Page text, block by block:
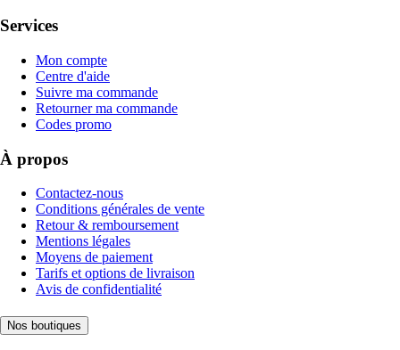
Services
Mon compte
Centre d'aide
Suivre ma commande
Retourner ma commande
Codes promo
À propos
Contactez-nous
Conditions générales de vente
Retour & remboursement
Mentions légales
Moyens de paiement
Tarifs et options de livraison
Avis de confidentialité
Nos boutiques